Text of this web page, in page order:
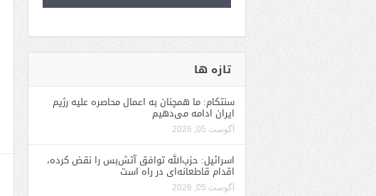
تازه ها
سنتکام: ما همچنان به اعمال محاصره علیه رژیم
ایران ادامه می‌دهیم
آگوست 05, 2026
اسرائیل: حزب‌الله توافق آتش‌بس را نقض کرده،
اقدام قاطعانه‌ای در راه است
آگوست 05, 2026